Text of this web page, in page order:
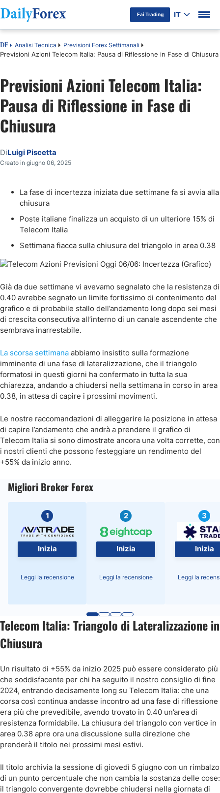
Fai Trading IT
DF Analisi Tecnica Previsioni Forex Settimanali
Previsioni Azioni Telecom Italia: Pausa di Riflessione in Fase di Chiusura
Previsioni Azioni Telecom Italia:
Pausa di Riflessione in Fase di
Chiusura
DiLuigi Piscetta
Creato in giugno 06, 2025
La fase di incertezza iniziata due settimane fa si avvia alla
chiusura
Poste italiane finalizza un acquisto di un ulteriore 15% di
Telecom Italia
Settimana fiacca sulla chiusura del triangolo in area 0.38
Già da due settimane vi avevamo segnalato che la resistenza di
0.40 avrebbe segnato un limite fortissimo di contenimento del
grafico e di probabile stallo dell’andamento long dopo sei mesi
di crescita consecutiva all’interno di un canale ascendente che
sembrava inarrestabile.
La scorsa settimana abbiamo insistito sulla formazione
imminente di una fase di lateralizzazione, che il triangolo
formatosi in questi giorni ha confermato in tutta la sua
chiarezza, andando a chiudersi nella settimana in corso in area
0.38, in attesa di capire i prossimi movimenti.
Le nostre raccomandazioni di alleggerire la posizione in attesa
di capire l’andamento che andrà a prendere il grafico di
Telecom Italia si sono dimostrate ancora una volta corrette, con
i nostri clienti che possono festeggiare un rendimento del
+55% da inizio anno.
Migliori Broker Forex
1
Inizia
Leggi la recensione
2
Inizia
Leggi la recensione
3
Inizia
Leggi la
Telecom Italia: Triangolo di Lateralizzazione in
Chiusura
Un risultato di +55% da inizio 2025 può essere considerato più
che soddisfacente per chi ha seguito il nostro consiglio di fine
2024, entrando decisamente long su Telecom Italia: che una
corsa così continua andasse incontro ad una fase di riflessione
era più che prevedibile, avendo trovato in 0.40 un’area di
resistenza formidabile. La chiusura del triangolo con vertice in
area 0.38 apre ora una discussione sulla direzione che
prenderà il titolo nei prossimi mesi estivi.
Il titolo archivia la sessione di giovedì 5 giugno con un rimbalzo
di un punto percentuale che non cambia la sostanza delle cose:
il triangolo convergente dovrebbe chiudersi nella giornata di